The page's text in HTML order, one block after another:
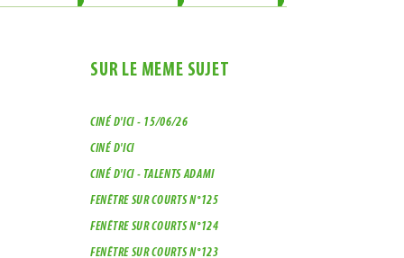
SUR LE MÊME SUJET
CINÉ D'ICI - 15/06/26
CINÉ D'ICI
CINÉ D'ICI - TALENTS ADAMI
FENÊTRE SUR COURTS N°125
FENÊTRE SUR COURTS N°124
FENÊTRE SUR COURTS N°123